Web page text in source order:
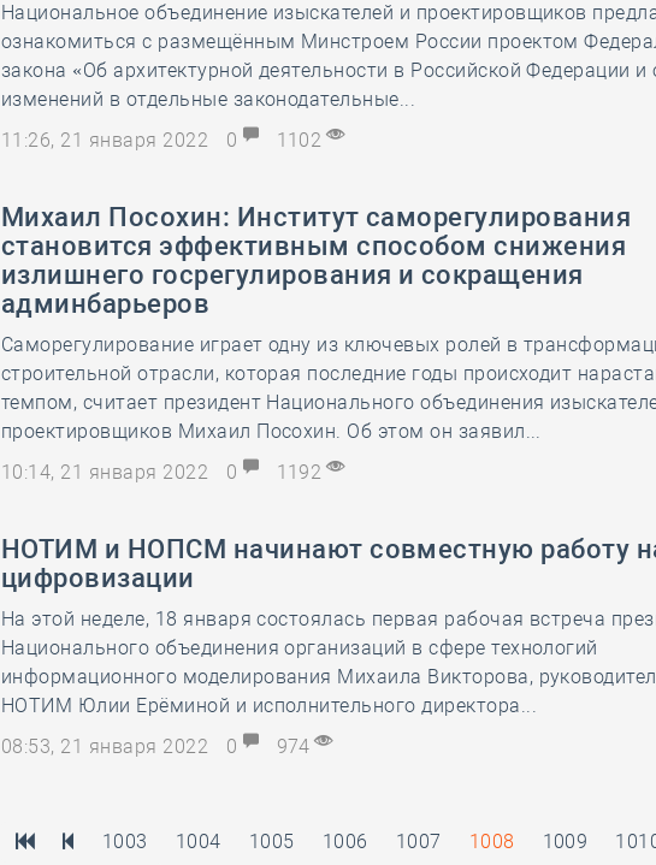
Национальное объединение изыскателей и проектировщиков
ознакомиться с размещённым Минстроем России проектом
закона «Об архитектурной деятельности в Российской Федерации и
изменений в отдельные законодательные...
11:26, 21 января 2022
0 1102
Михаил Посохин: Институт саморегулирования
становится эффективным способом снижения
излишнего госрегулирования и сокращения
админбарьеров
Саморегулирование играет одну из ключевых ролей в
строительной отрасли, которая последние годы происходит
темпом, считает президент Национального объединения
проектировщиков Михаил Посохин. Об этом он заявил...
10:14, 21 января 2022
0 1192
НОТИМ и НОПСМ начинают совместную работу
цифровизации
На этой неделе, 18 января состоялась первая рабочая встреча
Национального объединения организаций в сфере технологий
информационного моделирования Михаила Викторова,
НОТИМ Юлии Ерёминой и исполнительного директора...
08:53, 21 января 2022
0 974
1003 1004 1005 1006 1007 1008 1009